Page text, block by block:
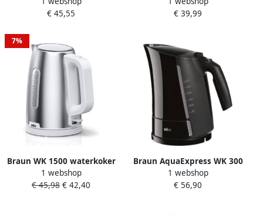
Volume: 1.7 l Grijs
€ 45,55
snelkooksysteem anti-kalk
verwarmingselement
€ 39,99
7%
Braun WK 1500 waterkoker
1 7 l 2200 W Roestvrijstaal
Wit
1 webshop
€ 45,98 € 42,40
Braun AquaExpress WK 300
Waterkoker Zwart
1 webshop
€ 56,90